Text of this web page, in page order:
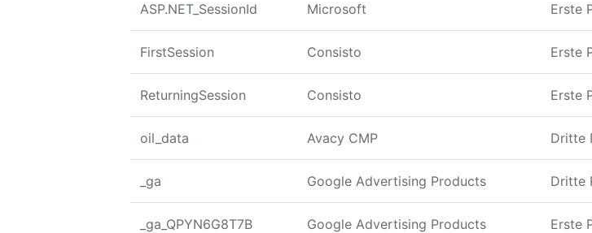
ASP.NET_SessionId Microsoft Erste
FirstSession Consisto Erste
ReturningSession Consisto Erste
oil_data Avacy CMP Dritte
_ga Google Advertising Products Dritte
_ga_QPYN6G8T7B Google Advertising Products Erste